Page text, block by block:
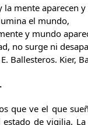
la mente aparecen
el mundo,
y mundo
no surge ni
Ballesteros. Kier,
que ve el que
de vigilia.